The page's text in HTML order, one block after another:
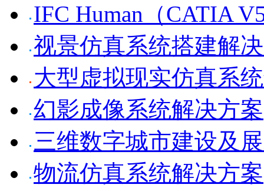
IFC Human（CATIA
视景仿真系统搭建解
大型虚拟现实仿真系
幻影成像系统解决方案
三维数字城市建设及
物流仿真系统解决方案